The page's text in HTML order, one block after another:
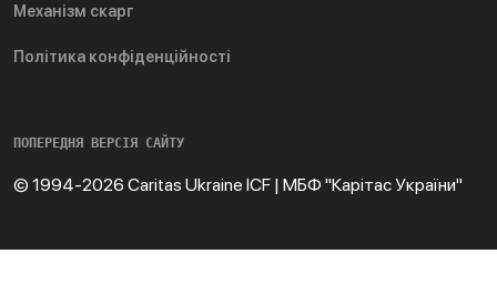
Механізм скарг
Політика конфіденційності
ПОПЕРЕДНЯ ВЕРСІЯ САЙТУ
© 1994-2026 Caritas Ukraine ICF | МБФ "Карітас України"